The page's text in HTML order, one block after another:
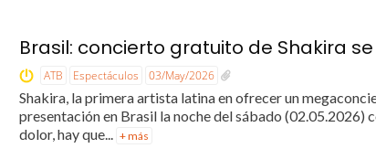
Brasil: concierto gratuito de Shakira
ATB Espectáculos 03/May/2026
Shakira, la primera artista latina en ofrecer un
presentación en Brasil la noche del sábado (02.05.2026)
dolor, hay que... + más